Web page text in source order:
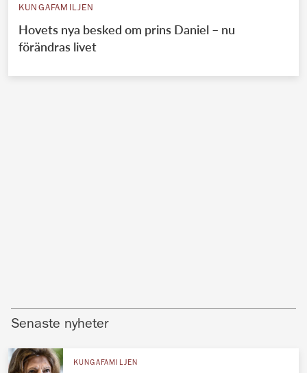
KUNGAFAMILJEN
Hovets nya besked om prins Daniel – nu
förändras livet
Senaste nyheter
KUNGAFAMILJEN